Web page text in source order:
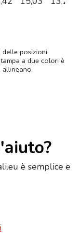
delle posizioni
a due colori è
è semplice e